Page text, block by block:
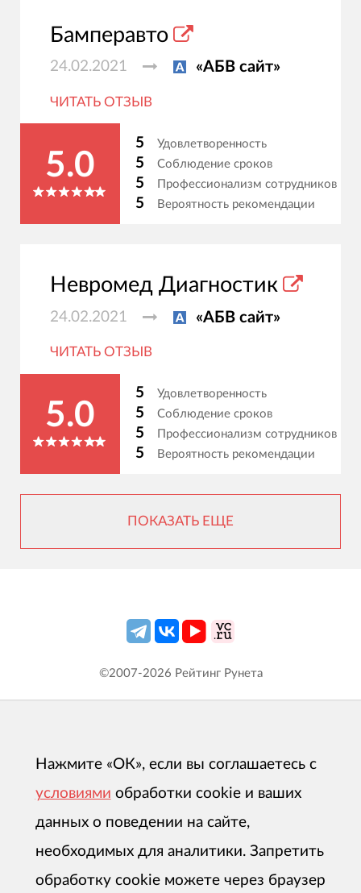
Бамперавто
24.02.2021 «АБВ сайт»
ЧИТАТЬ ОТЗЫВ
5.0
5 Удовлетворенность
5 Соблюдение сроков
5 Профессионализм сотрудников
5 Вероятность рекомендации
Невромед Диагностик
24.02.2021 «АБВ сайт»
ЧИТАТЬ ОТЗЫВ
5.0
5 Удовлетворенность
5 Соблюдение сроков
5 Профессионализм сотрудников
5 Вероятность рекомендации
ПОКАЗАТЬ ЕЩЕ
©2007-2026 Рейтинг Рунета
Нажмите «ОК», если вы соглашаетесь с
условиями обработки cookie и ваших
данных о поведении на сайте,
необходимых для аналитики. Запретить
обработку cookie можете через браузер